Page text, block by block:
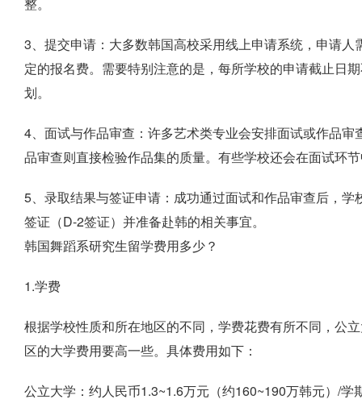
3、提交申请：大多数韩国高校采用线上申请系统，申请
定的报名费。需要特别注意的是，每所学校的申请截止日
划。
4、面试与作品审查：许多艺术类专业会安排面试或作品
品审查则直接检验作品集的质量。有些学校还会在面试环
5、录取结果与签证申请：成功通过面试和作品审查后，
签证（D-2签证）并准备赴韩的相关事宜。
韩国舞蹈系研究生留学费用多少？
1.学费
根据学校性质和所在地区的不同，学费花费有所不同，公
区的大学费用要高一些。具体费用如下：
公立大学：约人民币1.3~1.6万元（约160~190万韩元）/学